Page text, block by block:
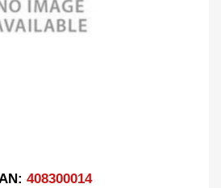
408300014